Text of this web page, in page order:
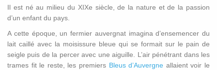
Il est né au milieu du XIXe siècle, de la nature et de la passion
d’un enfant du pays.
A cette époque, un fermier auvergnat imagina d’ensemencer du
lait caillé avec la moisissure bleue qui se formait sur le pain de
seigle puis de la percer avec une aiguille. L’air pénétrant dans les
trames fit le reste, les premiers Bleus d’Auvergne allaient voir le